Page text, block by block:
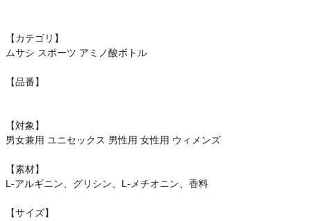
【カテゴリ】
ムサシ スポーツ アミノ酸ボトル
【品番】
【対象】
男女兼用 ユニセックス 男性用 女性用 ウィメンズ
【素材】
L-アルギニン、グリシン、L-メチオニン、香料
【サイズ】